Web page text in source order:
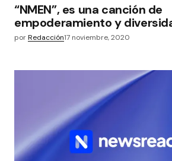
“NMEN”, es una canción de
empoderamiento y
porRedacción17 noviembre, 2020